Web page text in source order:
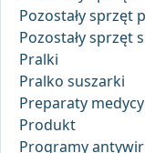
Pozostały sprzęt
Pozostały sprzęt
Pralki
Pralko suszarki
Preparaty
Produkt
Programy